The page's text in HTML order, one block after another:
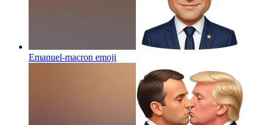
Emanuel-macron emoji